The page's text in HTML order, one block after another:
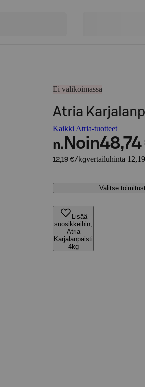
Ei valikoimassa
Atria
Kaikki Atria-tuotteet
n. Noin48,74
12,19 €/kgvertailuhinta
Valitse
Lisää
suosikkeihin,
Atria
Karjalanpaisti
4kg